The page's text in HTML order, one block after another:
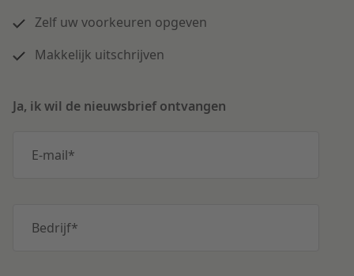
Zelf uw voorkeuren opgeven
Makkelijk uitschrijven
Ja, ik wil de nieuwsbrief ontvangen
E-mail*
Bedrijf*